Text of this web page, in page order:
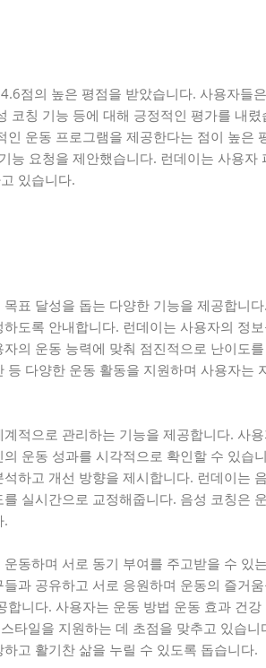
점의 높은 평점을 받았습니다. 사용자들
코칭 기능 등에 대해 긍정적인 평가를 내
인 운동 프로그램을 제공한다는 점이 높은
능 요청을 제안했습니다. 런데이는 사용자
있습니다.
표 달성을 돕는 다양한 기능을 제공합니
도록 안내합니다. 런데이는 사용자의 정
의 운동 능력에 맞춰 점진적으로 난이도
등 다양한 운동 활동을 지원하며 사용자는
적으로 관리하는 기능을 제공합니다. 사
운동 성과를 시각적으로 확인할 수 있습
하고 개선 방향을 제시합니다. 런데이는
실시간으로 교정해줍니다. 음성 코칭은
.
동하며 서로 동기 부여를 주고받을 수 있
과 공유하고 서로 응원하며 운동의 즐거
합니다. 사용자는 운동 방법 운동 효과 건
타일을 지원하는 데 초점을 맞추고 있습
고 활기찬 삶을 누릴 수 있도록 돕습니다.